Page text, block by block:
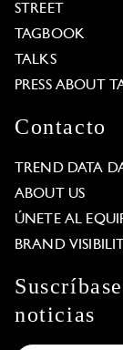
STREET
TAGBOOK
TALKS
PRESS ABOUT
Contacto
TREND DATA
ABOUT US
ÚNETE AL
BRAND
noticias